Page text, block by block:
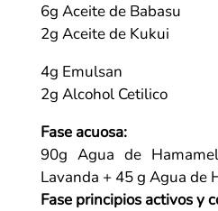
6g Aceite de Babasu
2g Aceite de Kukui
4g Emulsan
2g Alcohol Cetilico
Fase acuosa:
90g Agua de
Lavanda + 45 g Agua de
Fase principios activos y